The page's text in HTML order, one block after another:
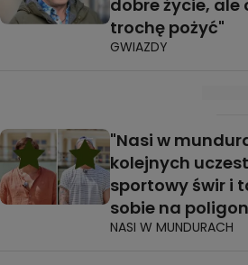
dobre życie, ale
trochę pożyć"
GWIAZDY
"Nasi w
kolejnych
sportowy świr i
sobie na
NASI W MUNDURACH